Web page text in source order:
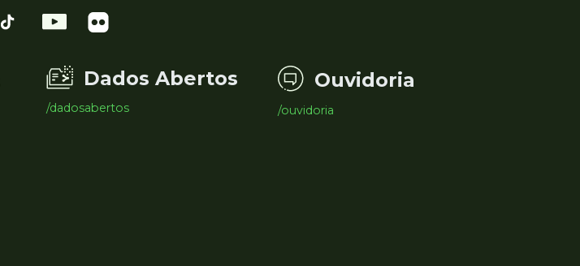
Dados Abertos
/dadosabertos
Ouvidoria
/ouvidoria